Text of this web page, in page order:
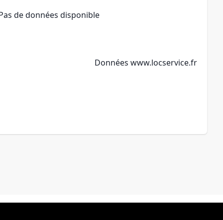
de données disponible
Données www.locservice.fr